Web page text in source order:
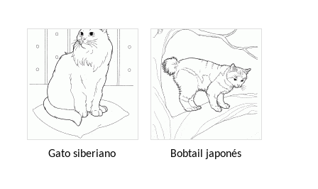
Gato siberiano Bobtail japonés